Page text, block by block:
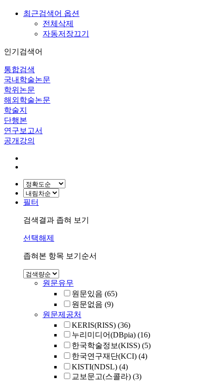
최근검색어 옵션
전체삭제
자동저장끄기
인기검색어
통합검색
국내학술논문
학위논문
해외학술논문
학술지
단행본
연구보고서
공개강의
필터
검색결과 좁혀 보기
선택해제
좁혀본 항목 보기순서
원문유무
원문있음 (65)
원문없음 (9)
원문제공처
KERIS(RISS) (36)
누리미디어(DBpia) (16)
한국학술정보(KISS) (5)
한국연구재단(KCI) (4)
KISTI(NDSL) (4)
교보문고(스콜라) (3)